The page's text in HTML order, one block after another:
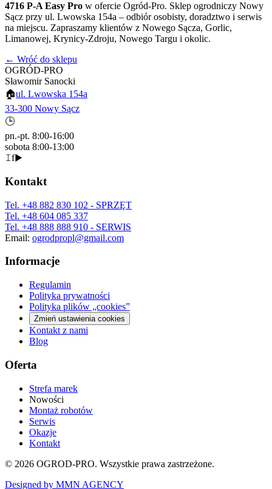
4716 P-A Easy Pro w ofercie Ogród-Pro. Sklep ogrodniczy Nowy
Sącz przy ul. Lwowska 154a – odbiór osobisty, doradztwo i serwis
na miejscu. Zapraszamy klientów z Nowego Sącza, Gorlic,
Limanowej, Krynicy-Zdroju, Nowego Targu i okolic.
← Wróć do sklepu
OGRÓD-PRO
Sławomir Sanocki
🏠ul. Lwowska 154a
33-300 Nowy Sącz
🕒
pn.-pt. 8:00-16:00
sobota 8:00-13:00
𝙸f▶
Kontakt
Tel. +48 882 830 102 - SPRZĘT
Tel. +48 604 085 337
Tel. +48 888 888 910 - SERWIS
Email: ogrodpropl@gmail.com
Informacje
Regulamin
Polityka prywatności
Polityka plików „cookies”
Zmień ustawienia cookies
Kontakt z nami
Blog
Oferta
Strefa marek
Nowości
Montaż robotów
Serwis
Okazje
Kontakt
© 2026 OGROD-PRO. Wszystkie prawa zastrzeżone.
Designed by MMN AGENCY